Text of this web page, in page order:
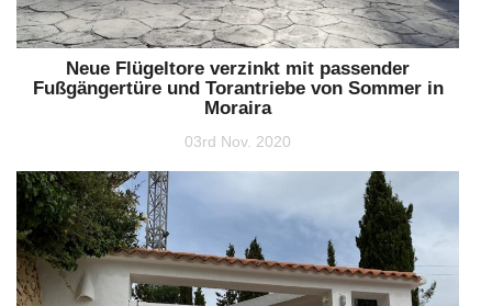
Neue Flügeltore verzinkt mit passender
Fußgängertüre und Torantriebe von Sommer in
Moraira
03rd Nov. 2020